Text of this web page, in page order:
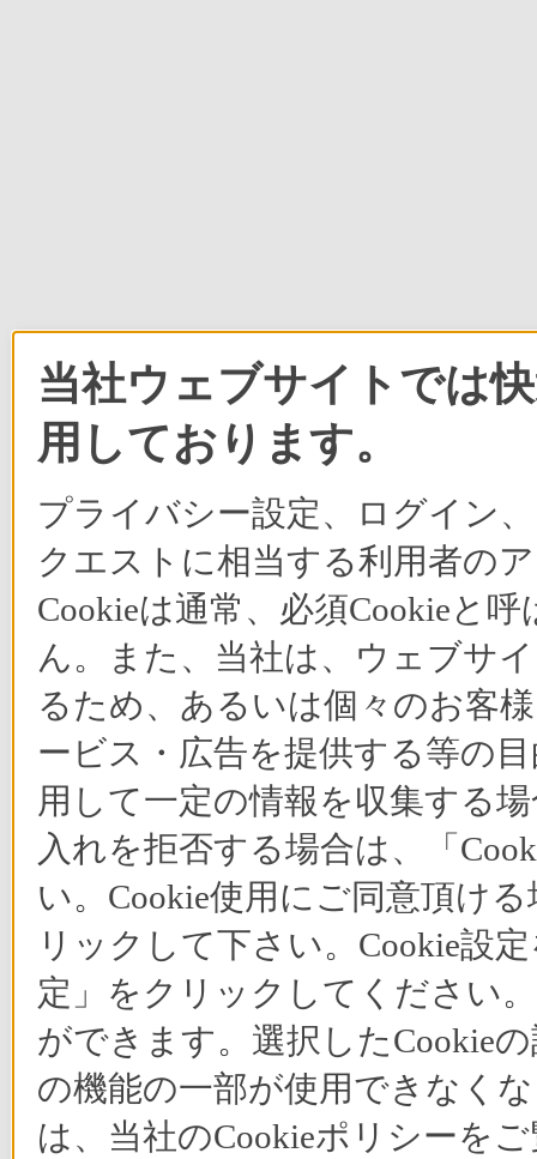
当社ウェブサイトでは
用しております。
プライバシー設定、ログイン
クエストに相当する利用者の
Cookieは通常、必須Cookieと
ん。また、当社は、ウェブサ
るため、あるいは個々のお客
ービス・広告を提供する等の
用して一定の情報を収集する
入れを拒否する場合は、「
い。Cookie使用にご同意頂け
リックして下さい。Cookie設
定」をクリックしてください
ができます。選択したCookie
の機能の一部が使用できなく
は、当社のCookieポリシーを